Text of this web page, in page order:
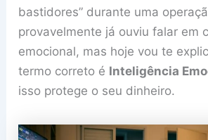
bastidores” durante uma
provavelmente já ouviu falar em
emocional, mas hoje vou te
termo correto é Inteligência
isso protege o seu dinheiro.